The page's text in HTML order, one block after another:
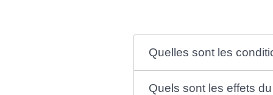
Quelles sont les
Quels sont les effets